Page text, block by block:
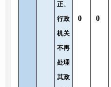
正、
行政
机关
不再
处理
其政
0 0